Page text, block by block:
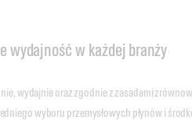
wydajność w każdej branży
wydajnie oraz zgodnie z zasadami
wyboru przemysłowych płynów i